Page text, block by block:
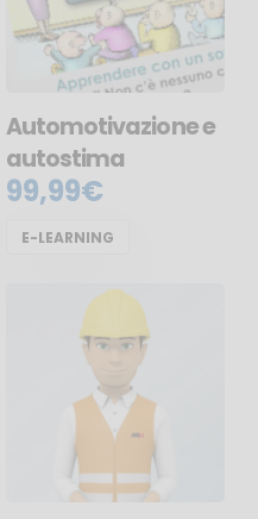
Automotivazione e
autostima
99,99€
E-LEARNING